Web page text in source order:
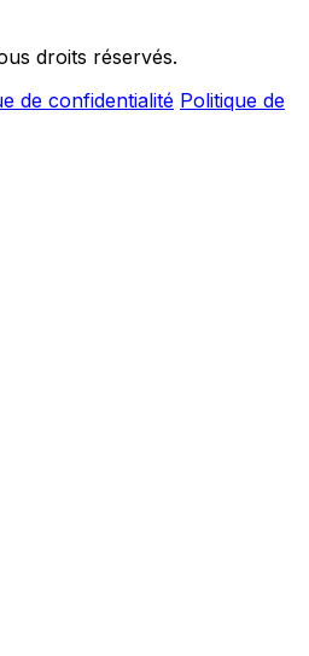
droits réservés.
de confidentialité Politique de